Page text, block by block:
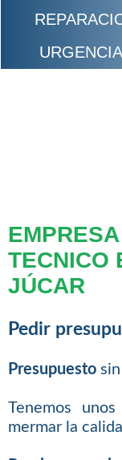
TECNICO
JÚCAR
Pedir
Presupuestosin
Tenemos
mermar la